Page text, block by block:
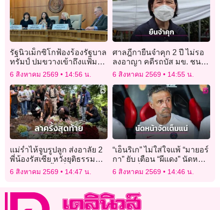
รัฐนิวเม็กซิโกฟ้องร้องรัฐบาล
ทรัมป์ ปมขวางเข้าถึงแฟ้มคดี
“เอปสตีน” ฉบับสมบูรณ์
6 สิงหาคม 2569 14:56 น.
ศาลฎีกายืนจำคุก 2 ปี ไม่รอ
ลงอาญา คดีรถบัส มข. ชน
“น้องอาย” เสียชีวิต แม่หวัง
6 สิงหาคม 2569 14:55 น.
แม่ร่ำไห้จูบรูปลูก ส่งอาลัย 2
พี่น้องรัสเซีย หวังยุติธรรม
จัดการโทษขั้นเด็ดขาด
6 สิงหาคม 2569 14:47 น.
“เอ็นริเก” ไม่ใส่ใจแพ้ “มายอร์
กา” ยับ เตือน “ผีแดง” นัดหน้า
เจอจัดเต็มแน่
6 สิงหาคม 2569 14:46 น.